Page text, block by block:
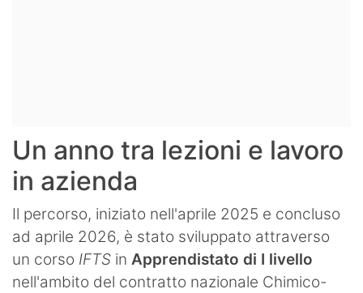
Un anno tra lezioni e lavoro
in azienda
Il percorso, iniziato nell'aprile 2025 e concluso
ad aprile 2026, è stato sviluppato attraverso
un corso IFTS in Apprendistato di I livello
nell'ambito del contratto nazionale Chimico-